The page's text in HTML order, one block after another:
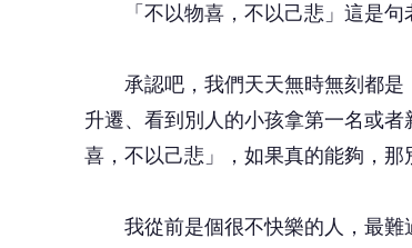
「不以物喜，不以己悲」這是句
承認吧，我們天天無時無刻都是
升遷、看到別人的小孩拿第一名或
喜，不以己悲」，如果真的能夠，那
我從前是個很不快樂的人，最難